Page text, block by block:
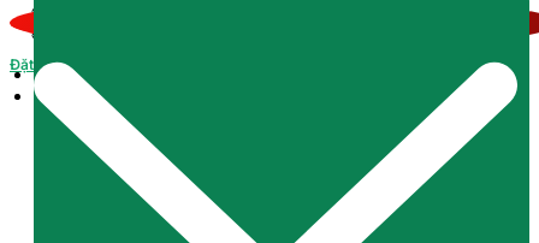
Tin tức
Liên hệ
Đặt lịch